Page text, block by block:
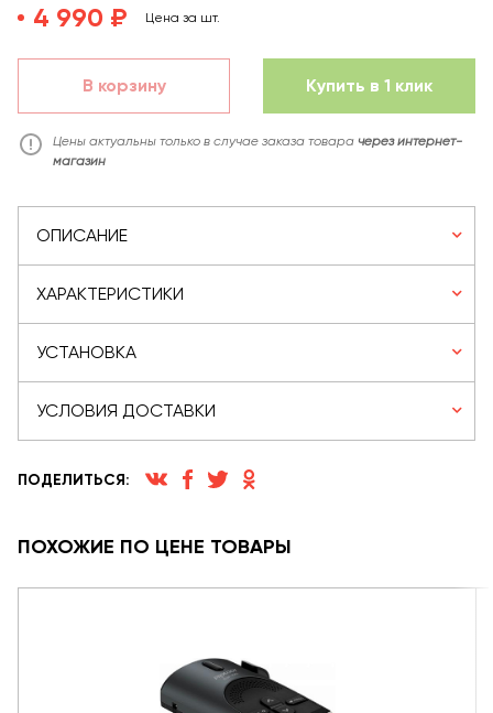
4 990 ₽ Цена за шт.
В корзину Купить в 1 клик
Цены актуальны только в случае заказа товара через интернет-
магазин
ОПИСАНИЕ
ХАРАКТЕРИСТИКИ
УСТАНОВКА
УСЛОВИЯ ДОСТАВКИ
ПОДЕЛИТЬСЯ:
ПОХОЖИЕ ПО ЦЕНЕ ТОВАРЫ